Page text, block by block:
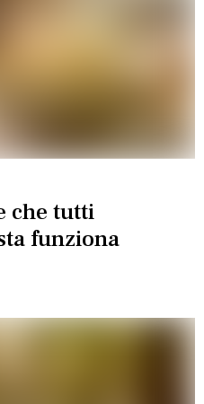
che tutti
funziona